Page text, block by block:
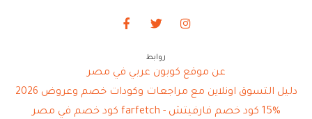
روابط
عن موقع كوبون عربي في مصر
دليل التسوق اونلاين مع مراجعات وكودات خصم وعروض 2026
15% كود خصم فارفيتش - farfetch كود خصم في مصر